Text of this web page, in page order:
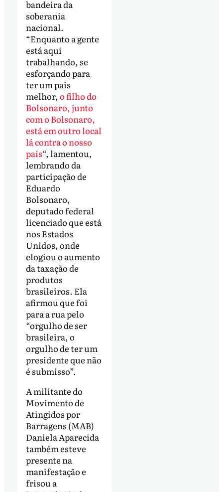
bandeira da
soberania
nacional.
“Enquanto a gente
está aqui
trabalhando, se
esforçando para
ter um país
melhor, o filho do
Bolsonaro, junto
com o Bolsonaro,
está em outro local
lá contra o nosso
país“, lamentou,
lembrando da
participação de
Eduardo
Bolsonaro,
deputado federal
licenciado que está
nos Estados
Unidos, onde
elogiou o aumento
da taxação de
produtos
brasileiros. Ela
afirmou que foi
para a rua pelo
“orgulho de ser
brasileira, o
orgulho de ter um
presidente que não
é submisso”.
A militante do
Movimento de
Atingidos por
Barragens (MAB)
Daniela Aparecida
também esteve
presente na
manifestação e
frisou a